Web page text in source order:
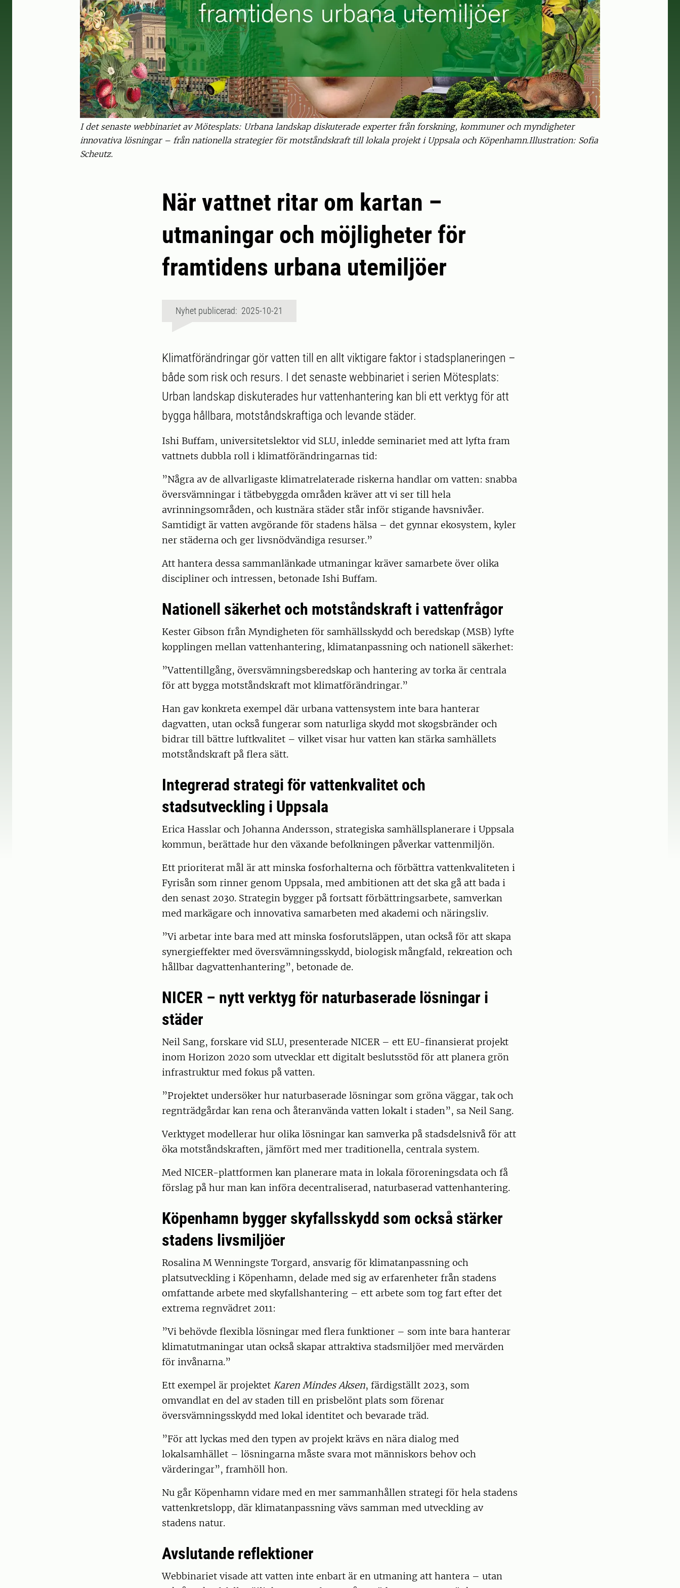
I det senaste webbinariet av Mötesplats: Urbana landskap diskuterade experter från forskning, kommuner och myndigheter
innovativa lösningar – från nationella strategier för motståndskraft till lokala projekt i Uppsala och Köpenhamn.Illustration: Sofia
Scheutz.
När vattnet ritar om kartan –
utmaningar och möjligheter för
framtidens urbana utemiljöer
Nyhet publicerad: 2025-10-21
Klimatförändringar gör vatten till en allt viktigare faktor i stadsplaneringen –
både som risk och resurs. I det senaste webbinariet i serien Mötesplats:
Urban landskap diskuterades hur vattenhantering kan bli ett verktyg för att
bygga hållbara, motståndskraftiga och levande städer.
Ishi Buffam, universitetslektor vid SLU, inledde seminariet med att lyfta fram
vattnets dubbla roll i klimatförändringarnas tid:
”Några av de allvarligaste klimatrelaterade riskerna handlar om vatten: snabba
översvämningar i tätbebyggda områden kräver att vi ser till hela
avrinningsområden, och kustnära städer står inför stigande havsnivåer.
Samtidigt är vatten avgörande för stadens hälsa – det gynnar ekosystem, kyler
ner städerna och ger livsnödvändiga resurser.”
Att hantera dessa sammanlänkade utmaningar kräver samarbete över olika
discipliner och intressen, betonade Ishi Buffam.
Nationell säkerhet och motståndskraft i vattenfrågor
Kester Gibson från Myndigheten för samhällsskydd och beredskap (MSB) lyfte
kopplingen mellan vattenhantering, klimatanpassning och nationell säkerhet:
”Vattentillgång, översvämningsberedskap och hantering av torka är centrala
för att bygga motståndskraft mot klimatförändringar.”
Han gav konkreta exempel där urbana vattensystem inte bara hanterar
dagvatten, utan också fungerar som naturliga skydd mot skogsbränder och
bidrar till bättre luftkvalitet – vilket visar hur vatten kan stärka samhällets
motståndskraft på flera sätt.
Integrerad strategi för vattenkvalitet och
stadsutveckling i Uppsala
Erica Hasslar och Johanna Andersson, strategiska samhällsplanerare i Uppsala
kommun, berättade hur den växande befolkningen påverkar vattenmiljön.
Ett prioriterat mål är att minska fosforhalterna och förbättra vattenkvaliteten i
Fyrisån som rinner genom Uppsala, med ambitionen att det ska gå att bada i
den senast 2030. Strategin bygger på fortsatt förbättringsarbete, samverkan
med markägare och innovativa samarbeten med akademi och näringsliv.
”Vi arbetar inte bara med att minska fosforutsläppen, utan också för att skapa
synergieffekter med översvämningsskydd, biologisk mångfald, rekreation och
hållbar dagvattenhantering”, betonade de.
NICER – nytt verktyg för naturbaserade lösningar i
städer
Neil Sang, forskare vid SLU, presenterade NICER – ett EU-finansierat projekt
inom Horizon 2020 som utvecklar ett digitalt beslutsstöd för att planera grön
infrastruktur med fokus på vatten.
”Projektet undersöker hur naturbaserade lösningar som gröna väggar, tak och
regnträdgårdar kan rena och återanvända vatten lokalt i staden”, sa Neil Sang.
Verktyget modellerar hur olika lösningar kan samverka på stadsdelsnivå för att
öka motståndskraften, jämfört med mer traditionella, centrala system.
Med NICER-plattformen kan planerare mata in lokala föroreningsdata och få
förslag på hur man kan införa decentraliserad, naturbaserad vattenhantering.
Köpenhamn bygger skyfallsskydd som också stärker
stadens livsmiljöer
Rosalina M Wenningste Torgard, ansvarig för klimatanpassning och
platsutveckling i Köpenhamn, delade med sig av erfarenheter från stadens
omfattande arbete med skyfallshantering – ett arbete som tog fart efter det
extrema regnvädret 2011:
”Vi behövde flexibla lösningar med flera funktioner – som inte bara hanterar
klimatutmaningar utan också skapar attraktiva stadsmiljöer med mervärden
för invånarna.”
Ett exempel är projektet Karen Mindes Aksen, färdigställt 2023, som
omvandlat en del av staden till en prisbelönt plats som förenar
översvämningsskydd med lokal identitet och bevarade träd.
”För att lyckas med den typen av projekt krävs en nära dialog med
lokalsamhället – lösningarna måste svara mot människors behov och
värderingar”, framhöll hon.
Nu går Köpenhamn vidare med en mer sammanhållen strategi för hela stadens
vattenkretslopp, där klimatanpassning vävs samman med utveckling av
stadens natur.
Avslutande reflektioner
Webbinariet visade att vatten inte enbart är en utmaning att hantera – utan